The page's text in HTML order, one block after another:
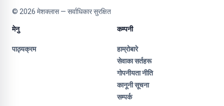
© 2026 मेशक्लास — सर्वाधिकार सुरक्षित
मेनु
पाठ्यक्रम
कम्पनी
हाम्रोबारे
सेवाका सर्तहरू
गोपनीयता नीति
कानूनी सूचना
सम्पर्क